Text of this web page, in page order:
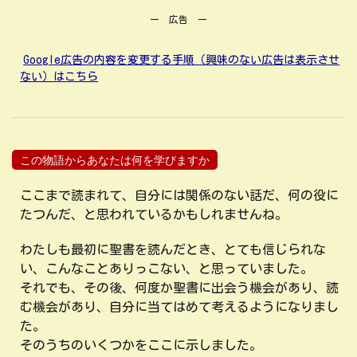
ー 広告 ー
Google広告の内容を変更する手順（興味のない広告は表示させ
ない）はこちら
この物語からあなたは何を学びますか
ここまで読まれて、自分には関係のない話だ、何の役に
たつんだ、と思われているかもしれませんね。
わたしも最初に聖書を読んだとき、とても信じられな
い、こんなことありっこない、と思っていました。
それでも、その後、何度か聖書に出会う機会があり、読
む機会があり、自分に当てはめて考えるようになりまし
た。
そのうちのいくつかをここに示しました。